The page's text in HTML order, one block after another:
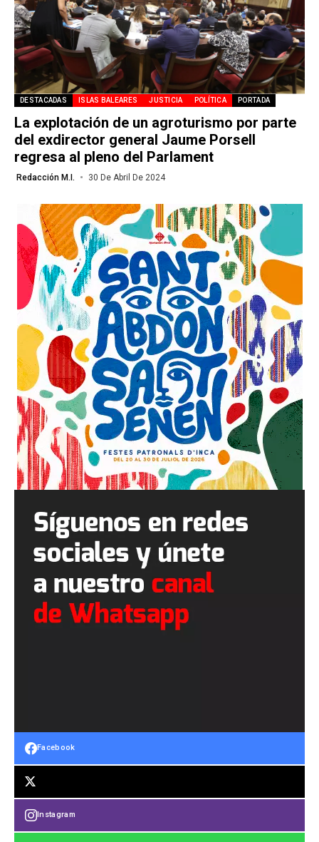
DESTACADAS ISLAS BALEARES JUSTICIA POLÍTICA PORTADA
La explotación de un agroturismo por parte
del exdirector general Jaume Porsell
regresa al pleno del Parlament
Redacción M.I. 30 De Abril De 2024
Facebook
Instagram